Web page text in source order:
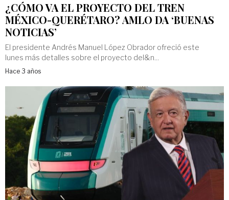
¿CÓMO VA EL PROYECTO DEL TREN
MÉXICO-QUERÉTARO? AMLO DA ‘BUENAS
NOTICIAS’
El presidente Andrés Manuel López Obrador ofreció este
lunes más detalles sobre el proyecto del&n...
Hace 3 años